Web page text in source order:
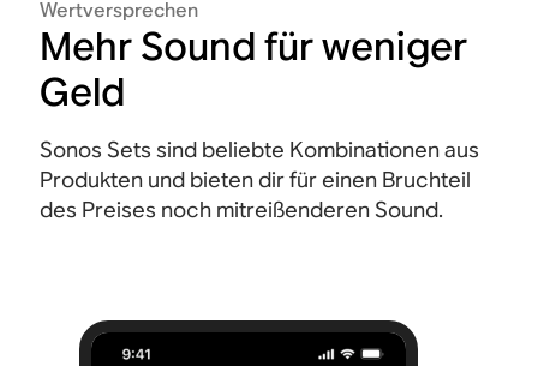
Wertversprechen
Mehr Sound für weniger
Geld
Sonos Sets sind beliebte Kombinationen aus
Produkten und bieten dir für einen Bruchteil
des Preises noch mitreißenderen Sound.